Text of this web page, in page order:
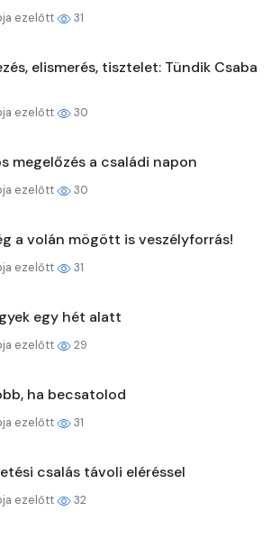
ezelőtt 31
elismerés, tisztelet: Tündik Csaba
ezelőtt 30
megelőzés a családi napon
ezelőtt 30
a volán mögött is veszélyforrás!
ezelőtt 31
egy hét alatt
ezelőtt 29
ha becsatolod
ezelőtt 31
csalás távoli eléréssel
ezelőtt 32